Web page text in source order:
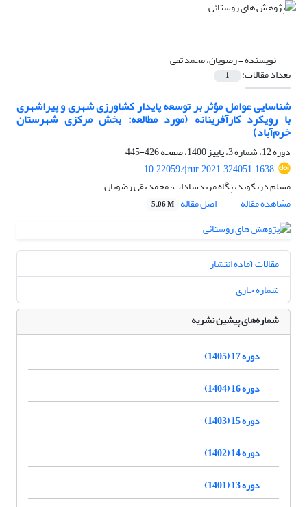
نویسنده =رضویان، محمد تقی
تعداد مقالات: 1
شناسایی عوامل مؤثر بر توسعه پایدار کشاورزی شهری و پیراشهری
با رویکرد کارآفرینانه (مورد مطالعه: بخش مرکزی شهرستان
خرم‌آباد)
دوره 12، شماره 3، پاییز 1400، صفحه
426-445
10.22059/jrur.2021.324051.1638
مسلم دریکوند، پگاه مریدسادات، محمد تقی رضویان
مشاهده مقاله
اصل مقاله 5.06 M
مقالات آماده انتشار
شماره جاری
شماره‌های پیشین نشریه
دوره 17 (1405)
دوره 16 (1404)
دوره 15 (1403)
دوره 14 (1402)
دوره 13 (1401)